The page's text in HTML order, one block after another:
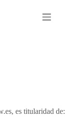
es titularidad de: